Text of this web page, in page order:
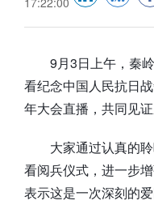
9月3日上午，秦
看纪念中国人民抗日
年大会直播，共同见
大家通过认真的
看阅兵仪式，进一步
表示这是一次深刻的